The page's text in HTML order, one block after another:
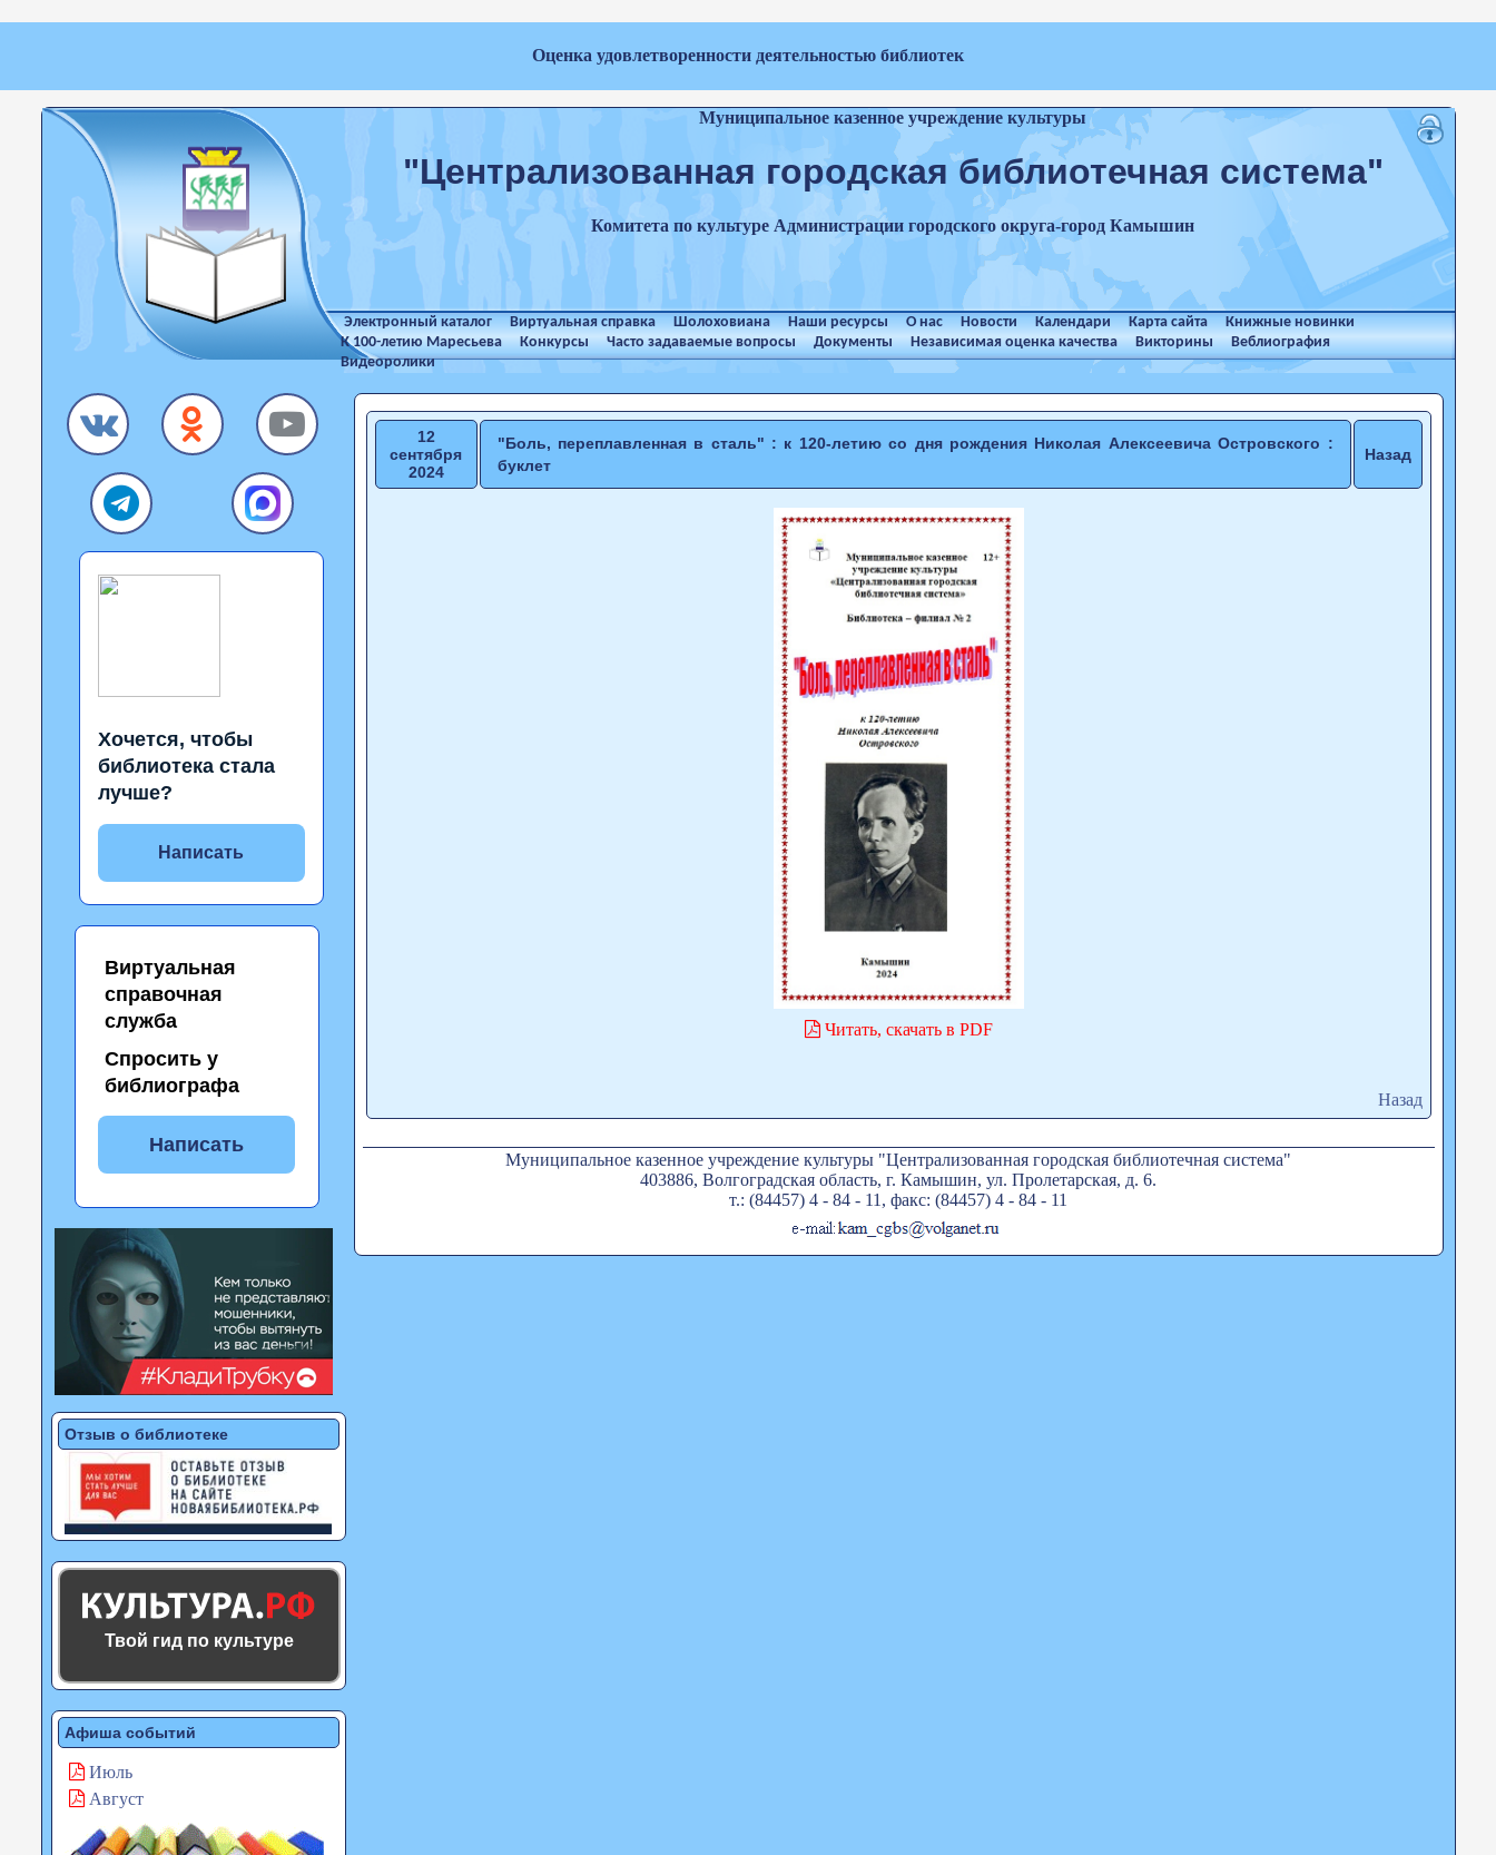
Оценка удовлетворенности деятельностью библиотек
Муниципальное казенное учреждение культуры
"Централизованная городская библиотечная система"
Комитета по культуре Администрации городского округа-город Камышин
Электронный каталог Виртуальная справка Шолоховиана Наши ресурсы О нас Новости Календари Карта сайта
Книжные новинки
К 100-летию Маресьева
Конкурсы Часто задаваемые вопросы Документы Независимая оценка качества Викторины
Веблиография
Видеоролики
Хочется, чтобы
библиотека стала
лучше?
Написать
Виртуальная
справочная
служба
Спросить у
библиографа
Написать
Отзыв о библиотеке
Твой гид по культуре
Афиша событий
Июль
Август
12
сентября
2024
"Боль, переплавленная в сталь" : к 120-летию со дня рождения Николая Алексеевича Островского :
буклет
Назад
Читать, скачать в PDF
Назад
Муниципальное казенное учреждение культуры "Централизованная городская библиотечная система"
403886, Волгоградская область, г. Камышин, ул. Пролетарская, д. 6.
т.: (84457) 4 - 84 - 11, факс: (84457) 4 - 84 - 11